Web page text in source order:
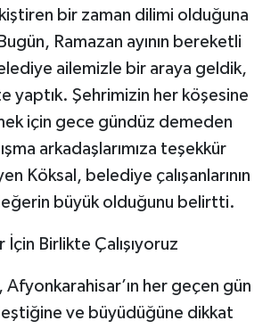
bir zaman dilimi olduğuna
Ramazan ayının bereketli
ailemizle bir araya geldik,
yaptık. Şehrimizin her köşesine
için gece gündüz demeden
arkadaşlarımıza teşekkür
Köksal, belediye çalışanlarının
büyük olduğunu belirtti.
Birlikte Çalışıyoruz
Afyonkarahisar’ın her geçen gün
ve büyüdüğüne dikkat